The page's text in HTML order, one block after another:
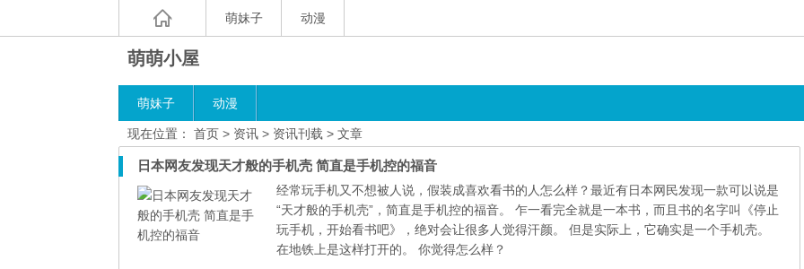
萌妹子 动漫
萌萌小屋
萌妹子 动漫
现在位置： 首页 > 资讯 > 资讯刊载 > 文章
日本网友发现天才般的手机壳 简直是手机控的福音
经常玩手机又不想被人说，假装成喜欢看书的人怎么样？最近有日本网民发现一款可以说是
“天才般的手机壳”，简直是手机控的福音。 乍一看完全就是一本书，而且书的名字叫《停止
玩手机，开始看书吧》，绝对会让很多人觉得汗颜。 但是实际上，它确实是一个手机壳。
在地铁上是这样打开的。 你觉得怎么样？